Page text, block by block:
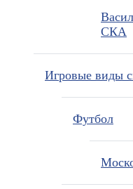
СКА
Игровые виды
Футбол